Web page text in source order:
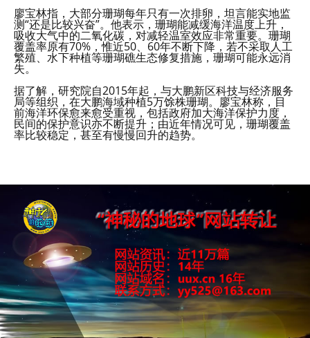
廖宝林指，大部分珊瑚每年只有一次排卵，坦言能实地监
测“还是比较兴奋”。他表示，珊瑚能减缓海洋温度上升，
吸收大气中的二氧化碳，对减轻温室效应非常重要。珊瑚
覆盖率原有70%，惟近50、60年不断下降，若不采取人工
繁殖、水下种植等珊瑚礁生态修复措施，珊瑚可能永远消
失。
据了解，研究院自2015年起，与大鹏新区科技与经济服务
局等组织，在大鹏海域种植5万馀株珊瑚。廖宝林称，目
前海洋环保愈来愈受重视，包括政府加大海洋保护力度，
民间的保护意识亦不断提升；由近年情况可见，珊瑚覆盖
率比较稳定，甚至有慢慢回升的趋势。